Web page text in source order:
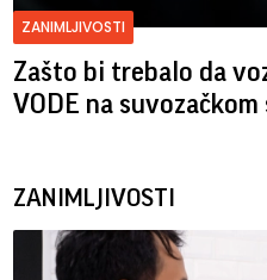
ZANIMLJIVOSTI
Zašto bi trebalo da
VODE na
ZANIMLJIVOSTI